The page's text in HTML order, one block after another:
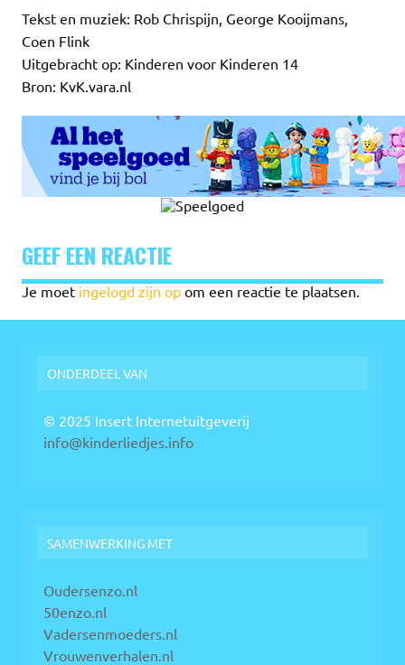
Tekst en muziek: Rob Chrispijn, George Kooijmans,
Coen Flink
Uitgebracht op: Kinderen voor Kinderen 14
Bron: KvK.vara.nl
GEEF EEN REACTIE
Je moet ingelogd zijn op om een reactie te plaatsen.
ONDERDEEL VAN
© 2025 Insert Internetuitgeverij
info@kinderliedjes.info
SAMENWERKING MET
Oudersenzo.nl
50enzo.nl
Vadersenmoeders.nl
Vrouwenverhalen.nl